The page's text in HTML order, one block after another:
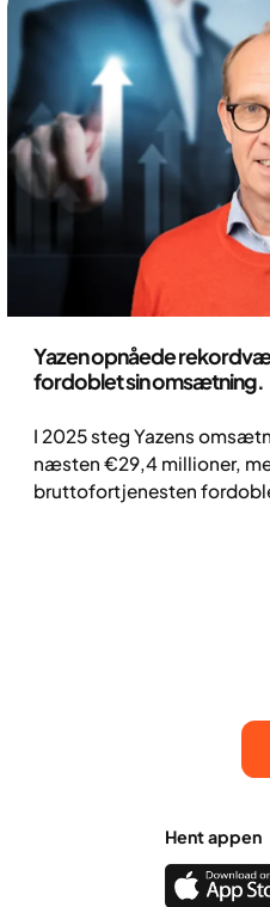
Yazen opnåede
fordoblet sin omsætning.
I 2025 steg Yazens
næsten €29,4 millioner,
bruttofortjenesten
Hent appen